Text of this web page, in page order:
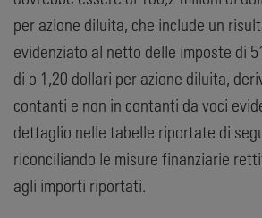
per azione diluita, che include un
evidenziato al netto delle imposte di
di o 1,20 dollari per azione diluita,
contanti e non in contanti da voci
dettaglio nelle tabelle riportate di
riconciliando le misure finanziarie
agli importi riportati.